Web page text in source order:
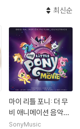
최신순
마이 리틀 포니: 더 무
비 애니메이션 음악
(My Little Pony: Th
SonyMusic